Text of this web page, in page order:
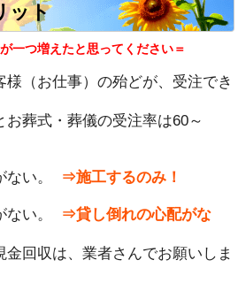
ット
一つ増えたと思ってください＝
様（お仕事）の殆どが、受注でき
葬式・葬儀の受注率は60～
い。 ⇒施工するのみ！
い。
⇒貸し倒れの心配がな
回収は、業者さんでお願いしま